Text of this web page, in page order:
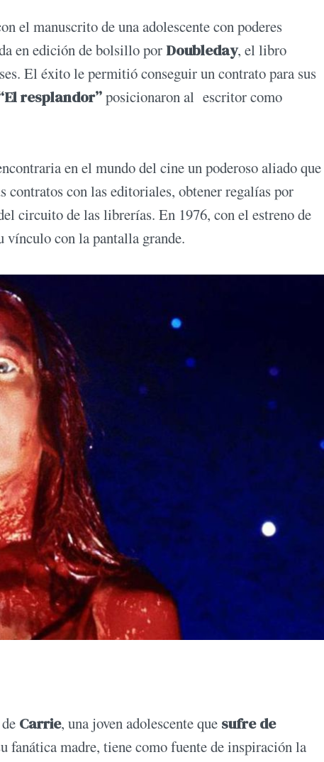
el manuscrito de una adolescente con poderes
en edición de bolsillo por Doubleday, el libro
El éxito le permitió conseguir un contrato para sus
resplandor”posicionaron al escritor como
en el mundo del cine un poderoso aliado que
con las editoriales, obtener regalías por
circuito de las librerías. En 1976, con el estreno de
vínculo con la pantalla grande.
Carrie, una joven adolescente que sufre de
fanática madre, tiene como fuente de inspiración la